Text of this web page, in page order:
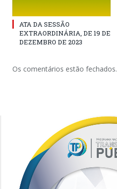
ATA DA SESSÃO
EXTRAORDINÁRIA, DE 19 DE
DEZEMBRO DE 2023
Os comentários estão fechados.